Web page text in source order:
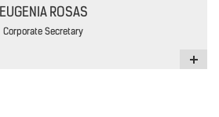
EUGENIA ROSAS
Corporate Secretary